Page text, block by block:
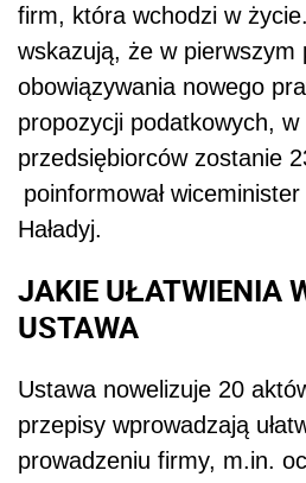
firm, która wchodzi w
wskazują, że w pierwszym
obowiązywania nowego
propozycji podatkowych, w
przedsiębiorców zostanie
poinformował
Haładyj.
JAKIE UŁATWIENIA
USTAWA
Ustawa nowelizuje 20
przepisy wprowadzają
prowadzeniu firmy, m.in.